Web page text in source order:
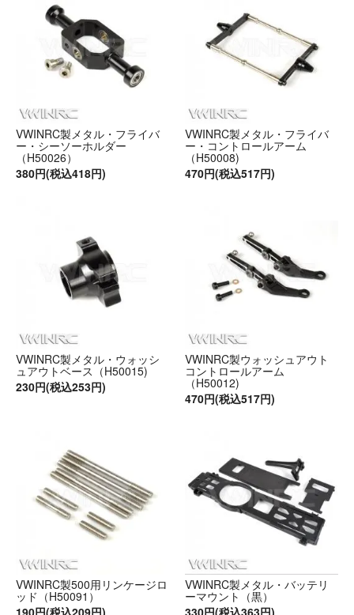
VWINRC製メタル・フライバ
ー・シーソーホルダー
（H50026）
380円(税込418円)
VWINRC製メタル・フライバ
ー・コントロールアーム
（H50008)
470円(税込517円)
VWINRC製メタル・ウォッシ
ュアウトベース（H50015)
230円(税込253円)
VWINRC製ウォッシュアウト
コントロールアーム
（H50012)
470円(税込517円)
VWINRC製500用リンケージロ
ッド（H50091）
VWINRC製メタル・バッテリ
ーマウント（黒）